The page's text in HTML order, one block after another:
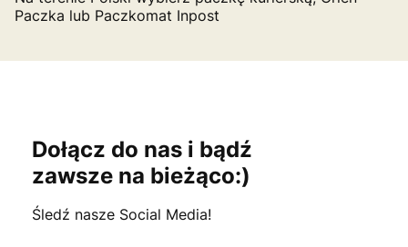
Paczka lub Paczkomat Inpost
Dołącz do nas i bądź
zawsze na bieżąco:)
Śledź nasze Social Media!